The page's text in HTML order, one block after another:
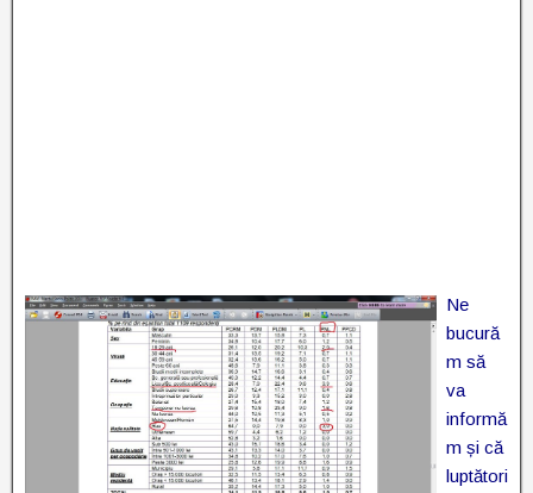
Ne
bucură
m să
va
informă
m și că
luptători